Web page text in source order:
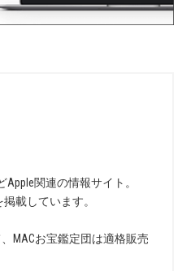
Apple関連の情報サイト。
載しています。
MACお宝鑑定団は適格販売